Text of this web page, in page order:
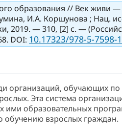
образования // Век живи
И.А. Коршунова ; Нац.
— 310, [2] с. —
DOI: 10.17323/978-5-7598-
организаций, обучающих
Эта система
образовательных
обучению взрослых граждан.